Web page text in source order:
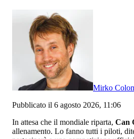
Mirko
Pubblicato il 6 agosto 2026, 11:06
In attesa che il mondiale riparta, Can
allenamento. Lo fanno tutti i piloti,